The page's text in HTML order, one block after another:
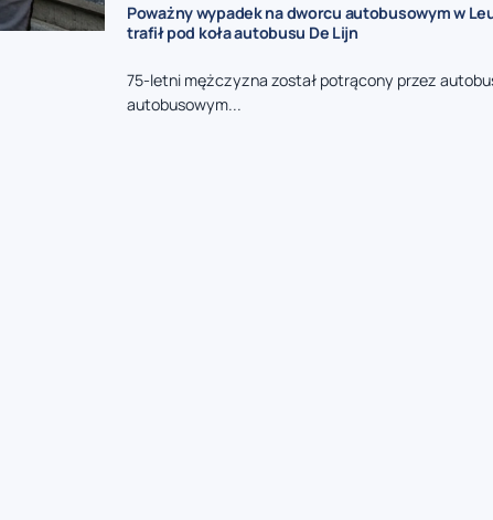
Poważny wypadek na dworcu autobusowym w
trafił pod koła autobusu De Lijn
75-letni mężczyzna został potrącony przez
autobusowym...